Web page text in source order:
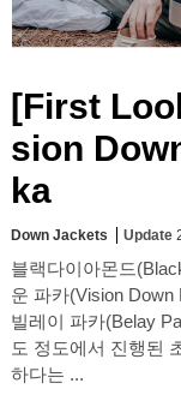
[First
sion
ka
Down Jackets Update
블랙다이아몬드
운 파카(Vision
빌레이 파카(Belay
도 정도에서 진행된
하다는 ...